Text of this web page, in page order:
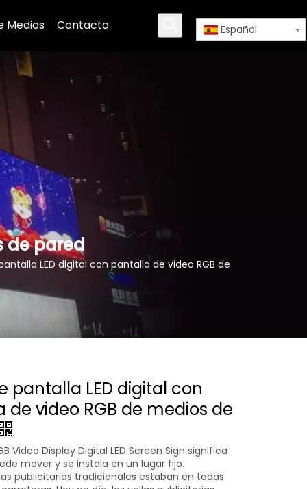
Medios Contacto Español
de pared
LED digital con pantalla de video RGB de
pantalla LED digital con
de video RGB de medios de
Video Display Digital LED Screen Sign significa
mover y se instala en un lugar fijo.
publicitarias tradicionales estaban en todas